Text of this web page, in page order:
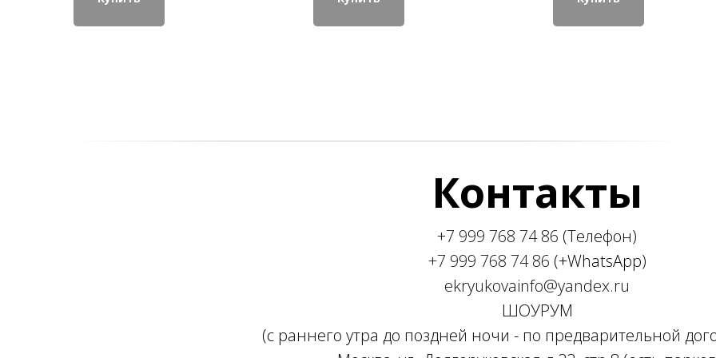
Контакты
+7 999 768 74 86 (Телефон)
+7 999 768 74 86 (+WhatsApp)
ekryukovainfo@yandex.ru
ШОУРУМ
(с раннего утра до поздней ночи - по предварительной